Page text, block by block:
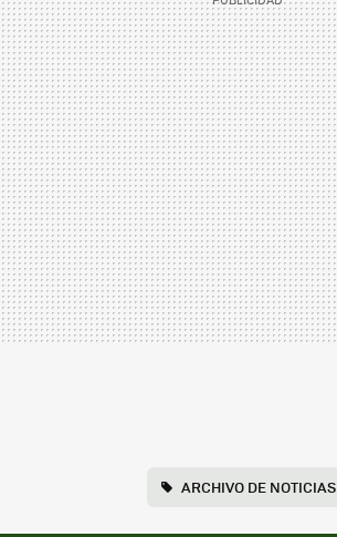
ARCHIVO DE NOTICIAS